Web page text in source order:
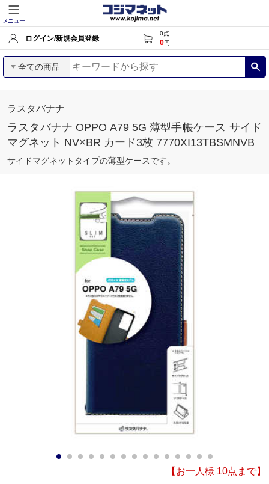
メニュー
ログイン/新規会員登録
0点
0円
全ての商品
ラスタバナナ
ラスタバナナ OPPO A79 5G 薄型手帳ケース サイド
マグネット NV×BR カード3枚 7770XI13TBSMNVB
サイドマグネットタイプの薄型ケースです。
10 11 12 13 14
【お一人様 10点まで】